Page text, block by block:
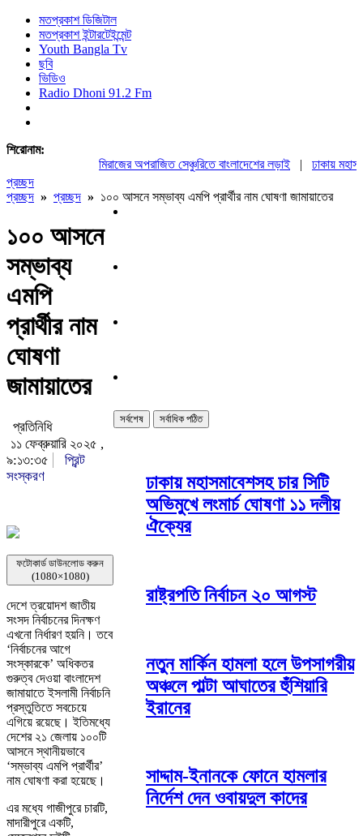
মতপ্রকাশ ডিজিটাল
মতপ্রকাশ ইন্টারটেইন্মেন্ট
Youth Bangla Tv
ছবি
ভিডিও
Radio Dhoni 91.2 Fm
শিরোনাম:
মিরাজের অপরাজিত সেঞ্চুরিতে বাংলাদেশের লড়াই|
ঢাকায়
প্রচ্ছদ
প্রচ্ছদ » প্রচ্ছদ » ১০০ আসনে সম্ভাব্য এমপি প্রার্থীর নাম ঘোষণা জামায়াতের
১০০ আসনে
সম্ভাব্য
এমপি
প্রার্থীর নাম
ঘোষণা
জামায়াতের
প্রতিনিধি
১১ ফেব্রুয়ারি ২০২৫ ,
৯:১৩:৩৫
প্রিন্ট
সংস্করণ
ফটোকার্ড ডাউনলোড করুন
(1080×1080)
দেশে ত্রয়োদশ জাতীয়
সংসদ নির্বাচনের দিনক্ষণ
এখনো নির্ধারণ হয়নি। তবে
‘নির্বাচনের আগে
সংস্কারকে’ অধিকতর
গুরুত্ব দেওয়া বাংলাদেশ
জামায়াতে ইসলামী নির্বাচনি
প্রস্তুতিতে সবচেয়ে
এগিয়ে রয়েছে। ইতিমধ্যে
দেশের ২১ জেলায় ১০০টি
আসনে স্থানীয়ভাবে
‘সম্ভাব্য এমপি প্রার্থীর’
নাম ঘোষণা করা হয়েছে।
এর মধ্যে গাজীপুরে চারটি,
মাদারীপুরে একটি,
সর্বশেষ সর্বাধিক পঠিত
ঢাকায় মহাসমাবেশসহ চার সিটি
অভিমুখে লংমার্চ ঘোষণা ১১ দলীয়
ঐক্যের
রাষ্ট্রপতি নির্বাচন ২০ আগস্ট
নতুন মার্কিন হামলা হলে উপসাগরীয়
অঞ্চলে পাল্টা আঘাতের হুঁশিয়ারি
ইরানের
সাদ্দাম-ইনানকে ফোনে হামলার
নির্দেশ দেন ওবায়দুল কাদের